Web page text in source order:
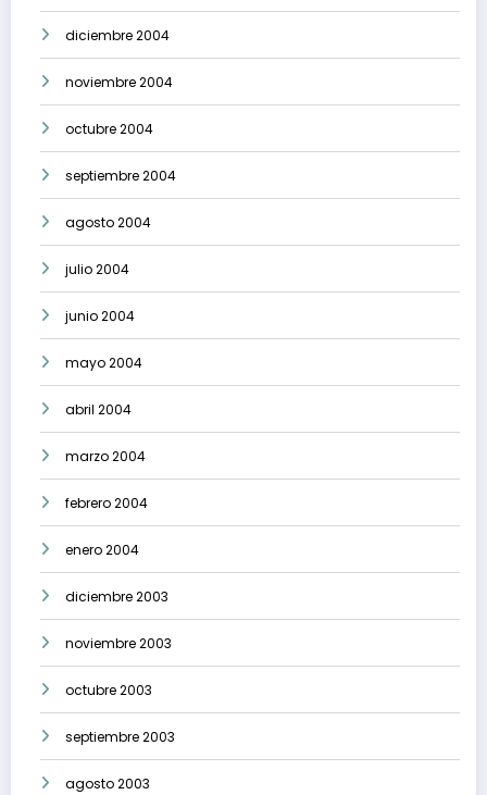
diciembre 2004
noviembre 2004
octubre 2004
septiembre 2004
agosto 2004
julio 2004
junio 2004
mayo 2004
abril 2004
marzo 2004
febrero 2004
enero 2004
diciembre 2003
noviembre 2003
octubre 2003
septiembre 2003
agosto 2003